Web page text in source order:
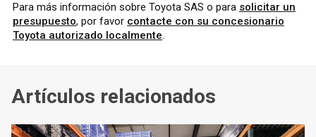
Para más información sobre Toyota SAS o para solicitar un
presupuesto, por favor contacte con su concesionario
Toyota autorizado localmente.
Artículos relacionados